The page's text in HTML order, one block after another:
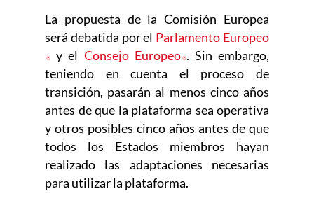
La propuesta de la Comisión Europea
será debatida por el Parlamento Europeo
Abre en nueva ventana
y el Consejo Europeo Abre en nueva ventana
. Sin embargo,
teniendo en cuenta el proceso de
transición, pasarán al menos cinco años
antes de que la plataforma sea operativa
y otros posibles cinco años antes de que
todos los Estados miembros hayan
realizado las adaptaciones necesarias
para utilizar la plataforma.